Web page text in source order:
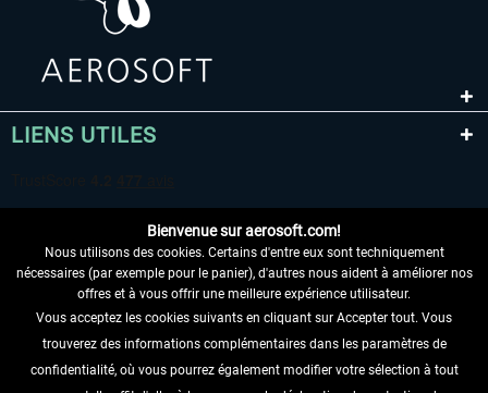
LIENS UTILES
RENONCER AU CONTRAT ICI
INFORMATIONS
Bienvenue sur aerosoft.com!
Nous utilisons des cookies. Certains d'entre eux sont techniquement
nécessaires (par exemple pour le panier), d'autres nous aident à améliorer nos
offres et à vous offrir une meilleure expérience utilisateur.
Vous acceptez les cookies suivants en cliquant sur Accepter tout. Vous
trouverez des informations complémentaires dans les paramètres de
confidentialité, où vous pourrez également modifier votre sélection à tout